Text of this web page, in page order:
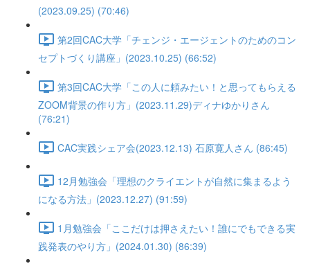
(2023.09.25) (70:46)
第2回CAC大学「チェンジ・エージェントのためのコン
セプトづくり講座」(2023.10.25) (66:52)
第3回CAC大学「この人に頼みたい！と思ってもらえる
ZOOM背景の作り方」(2023.11.29)ディナゆかりさん
(76:21)
CAC実践シェア会(2023.12.13) 石原寛人さん (86:45)
12月勉強会「理想のクライエントが自然に集まるよう
になる方法」(2023.12.27) (91:59)
1月勉強会「ここだけは押さえたい！誰にでもできる実
践発表のやり方」(2024.01.30) (86:39)